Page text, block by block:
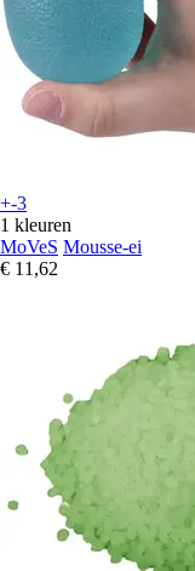
+-3
1 kleuren
MoVeS Mousse-ei
€ 11,62